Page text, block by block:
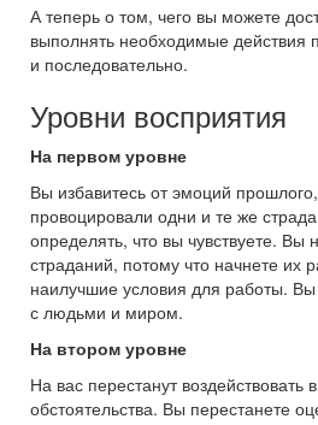
А теперь о том, чего вы можете
выполнять необходимые действия
и последовательно.
Уровни восприятия
На первом уровне
Вы избавитесь от эмоций
провоцировали одни и те же
определять, что вы чувствуете. Вы
страданий, потому что начнете их
наилучшие условия для работы. Вы
с людьми и миром.
На втором уровне
На вас перестанут воздействовать
обстоятельства. Вы перестанете